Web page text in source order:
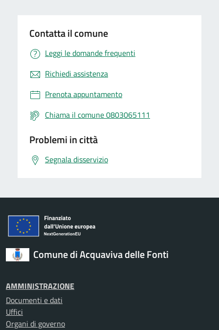
Contatta il comune
Leggi le domande frequenti
Richiedi assistenza
Prenota appuntamento
Chiama il comune 0803065111
Problemi in città
Segnala disservizio
Comune di Acquaviva delle Fonti
AMMINISTRAZIONE
Documenti e dati
Uffici
Organi di governo